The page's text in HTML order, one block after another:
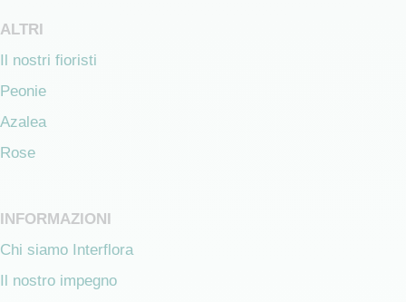
ALTRI
Il nostri fioristi
Peonie
Azalea
Rose
INFORMAZIONI
Chi siamo Interflora
Il nostro impegno